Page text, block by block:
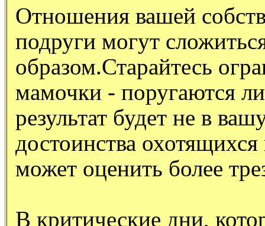
Отношения вашей
подруги могут
образом.Старайтесь
мамочки - поругаются
результат будет не в
достоинства
может оценить более
В критические дни,